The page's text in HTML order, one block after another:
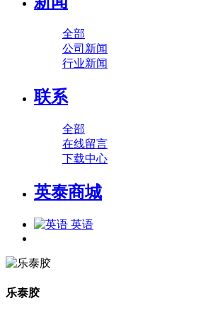
全部
公司新闻
行业新闻
联系
全部
在线留言
下载中心
英泰商城
英语
乐泰胶